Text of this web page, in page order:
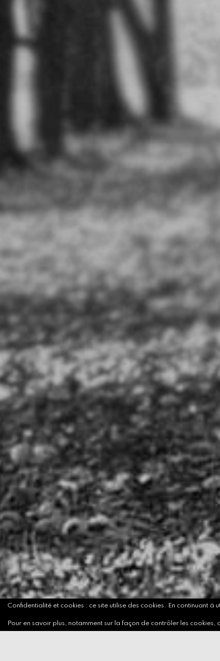
Confidentialité et cookies : ce site utilise des cookies. En continuant à
Pour en savoir plus, notamment sur la façon de contrôler les cookies,